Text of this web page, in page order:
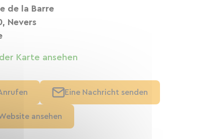
de la Barre
Nevers
Karte ansehen
Eine Nachricht senden
ansehen